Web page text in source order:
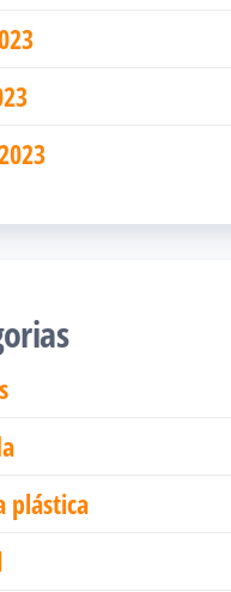
plástica